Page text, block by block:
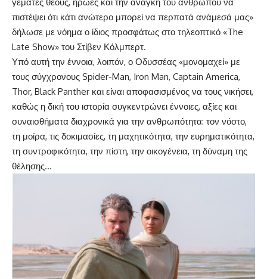
πιστέψει ότι κάτι ανώτερο μπορεί να περπατά ανάμεσά μας»
δήλωσε με νόημα ο ίδιος προσφάτως στο τηλεοπτικό «The
Late Show» του Στίβεν Κόλμπερτ.
Υπό αυτή την έννοια, λοιπόν, ο Οδυσσέας «μονομαχεί» με
τους σύγχρονους Spider-Man, Iron Man, Captain America,
Thor, Black Panther και είναι αποφασισμένος να τους νικήσει,
καθώς η δική του ιστορία συγκεντρώνει έννοιες, αξίες και
συναισθήματα διαχρονικά για την ανθρωπότητα: τον νόστο,
τη μοίρα, τις δοκιμασίες, τη μαχητικότητα, την ευρηματικότητα,
τη συντροφικότητα, την πίστη, την οικογένεια, τη δύναμη της
θέλησης…